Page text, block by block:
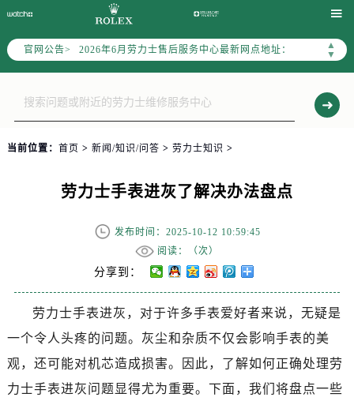

官网公告>
▲
▼
2026年6月劳力士上海市售后服务网络优化升级公告
2026年6月劳力士售后服务中心最新网点地址：
上海市徐汇区虹桥路3号港汇中心写字楼2座37层3705室（需提前预约）
当前位置： 首页 > 新闻/知识/问答 > 劳力士知识 >
劳力士手表进灰了解决办法盘点
发布时间：2025-10-12 10:59:45
阅读：（次）
分享到：
劳力士手表进灰，对于许多手表爱好者来说，无疑是
一个令人头疼的问题。灰尘和杂质不仅会影响手表的美
观，还可能对机芯造成损害。因此，了解如何正确处理劳
力士手表进灰问题显得尤为重要。下面，我们将盘点一些